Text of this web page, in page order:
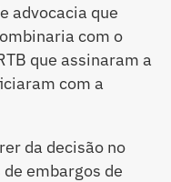
advocacia que
com o
que assinaram a
com a
da decisão no
embargos de